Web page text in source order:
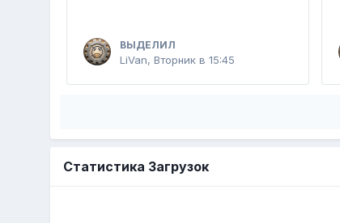
ВЫДЕЛИЛ
LiVan,Вторник в 15:45
Статистика Загрузок